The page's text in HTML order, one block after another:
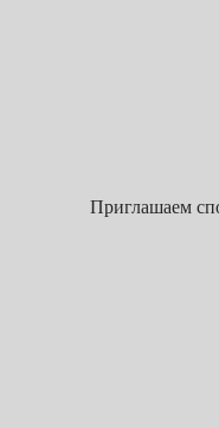
Приглашаем